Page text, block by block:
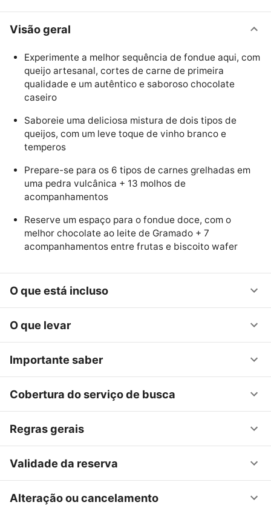
Visão geral
Experimente a melhor sequência de fondue aqui, com
queijo artesanal, cortes de carne de primeira
qualidade e um autêntico e saboroso chocolate
caseiro
Saboreie uma deliciosa mistura de dois tipos de
queijos, com um leve toque de vinho branco e
temperos
Prepare-se para os 6 tipos de carnes grelhadas em
uma pedra vulcânica + 13 molhos de
acompanhamentos
Reserve um espaço para o fondue doce, com o
melhor chocolate ao leite de Gramado + 7
acompanhamentos entre frutas e biscoito wafer
O que está incluso
O que levar
Importante saber
Cobertura do serviço de busca
Regras gerais
Validade da reserva
Alteração ou cancelamento